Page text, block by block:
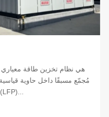
بطاريات فوسفات الحديد الليثيوم (LFP)...